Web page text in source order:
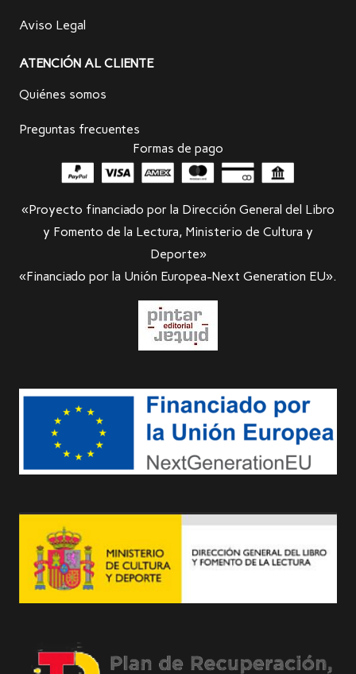
Aviso Legal
ATENCIÓN AL CLIENTE
Quiénes somos
Preguntas frecuentes
Formas de pago
«Proyecto financiado por la Dirección General del Libro
y Fomento de la Lectura, Ministerio de Cultura y
Deporte»
«Financiado por la Unión Europea-Next Generation EU».